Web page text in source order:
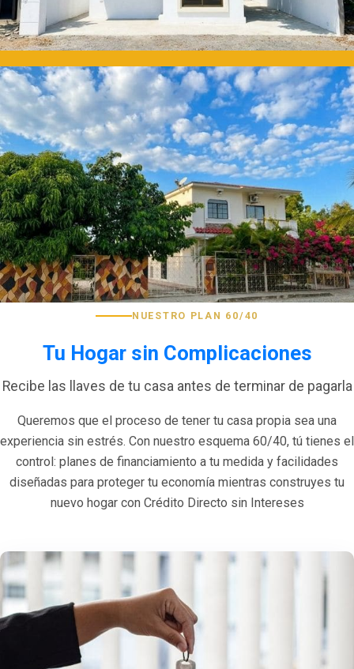
NUESTRO PLAN 60/40
Tu Hogar sin Complicaciones
Recibe las llaves de tu casa antes de terminar de pagarla
Queremos que el proceso de tener tu casa propia sea una
experiencia sin estrés. Con nuestro esquema 60/40, tú tienes el
control: planes de financiamiento a tu medida y facilidades
diseñadas para proteger tu economía mientras construyes tu
nuevo hogar con Crédito Directo sin Intereses